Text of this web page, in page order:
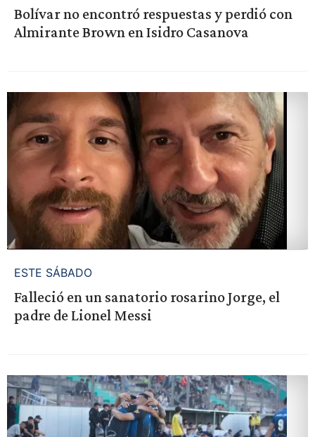
Bolívar no encontró respuestas y perdió con
Almirante Brown en Isidro Casanova
ESTE SÁBADO
Falleció en un sanatorio rosarino Jorge, el
padre de Lionel Messi